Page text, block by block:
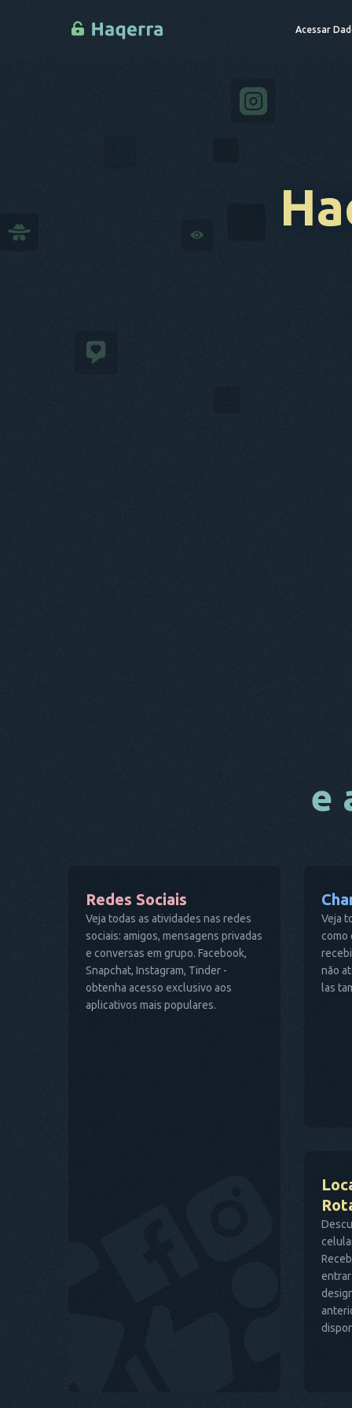
Acessar
e
Redes Sociais
Veja todas as atividades nas redes
sociais: amigos, mensagens privadas
e conversas em grupo. Facebook,
Snapchat, Instagram, Tinder -
obtenha acesso exclusivo aos
aplicativos mais populares.
Veja
como
não
las
entrar